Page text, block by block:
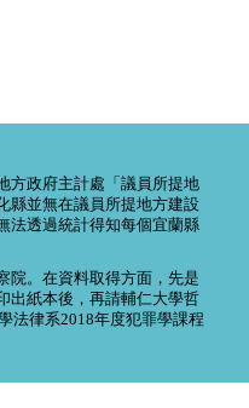
方政府主計處「議員所提地
縣並無在議員所提地方建設
法透過統計得知每個宜蘭縣
院。在資料取得方面，先是
出紙本後，再請輔仁大學哲
法律系2018年度犯罪學課程